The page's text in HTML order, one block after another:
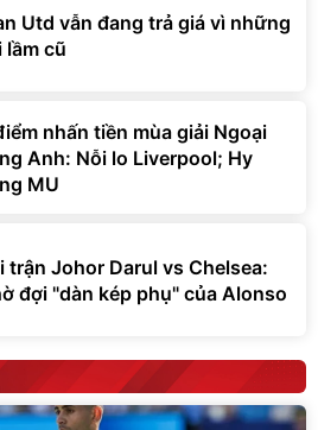
Utd vẫn đang trả giá vì những
lầm cũ
nhấn tiền mùa giải Ngoại
Anh: Nỗi lo Liverpool; Hy
MU
trận Johor Darul vs Chelsea:
đợi "dàn kép phụ" của Alonso